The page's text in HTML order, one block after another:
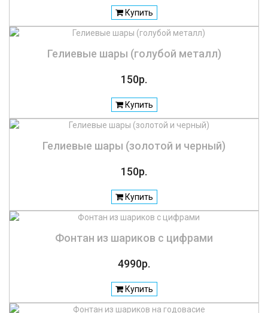
Купить
Гелиевые шары (голубой металл)
150р.
Купить
Гелиевые шары (золотой и черный)
150р.
Купить
Фонтан из шариков с цифрами
4990р.
Купить